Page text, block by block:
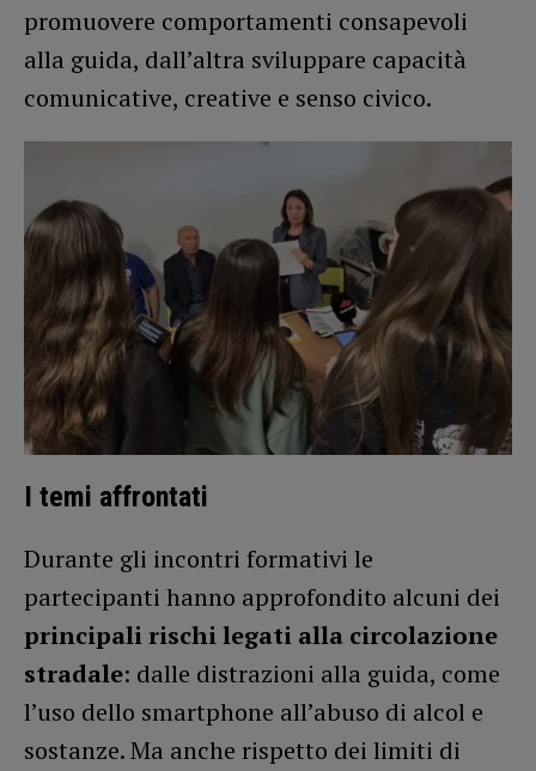
promuovere comportamenti consapevoli
alla guida, dall’altra sviluppare capacità
comunicative, creative e senso civico.
I temi affrontati
Durante gli incontri formativi le
partecipanti hanno approfondito alcuni dei
principali rischi legati alla circolazione
stradale: dalle distrazioni alla guida, come
l’uso dello smartphone all’abuso di alcol e
sostanze. Ma anche rispetto dei limiti di